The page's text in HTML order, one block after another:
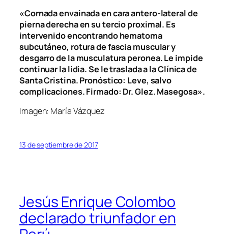
«Cornada envainada en cara antero-lateral de
pierna derecha en su tercio proximal. Es
intervenido encontrando hematoma
subcutáneo, rotura de fascia muscular y
desgarro de la musculatura peronea. Le impide
continuar la lidia. Se le traslada a la Clínica de
Santa Cristina. Pronóstico: Leve, salvo
complicaciones. Firmado: Dr. Glez. Masegosa».
Imagen: María Vázquez
13 de septiembre de 2017
Jesús Enrique Colombo
declarado triunfador en